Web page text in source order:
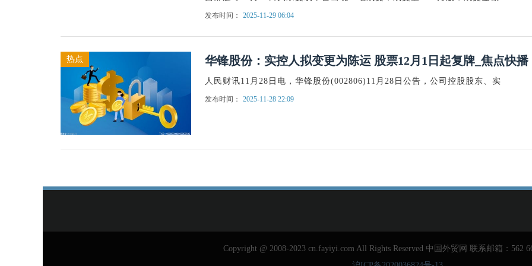
发布时间： 2025-11-29 06:04
热点 华锋股份：实控人拟变更为陈运 股票12月1日起复牌_焦点快播
人民财讯11月28日电，华锋股份(002806)11月28日公告，公司控股股东、实
发布时间： 2025-11-28 22:09
Copyright @ 2008-2023 cn.fayiyi.com All Rights Reserved 中国外贸网 联系邮箱：562